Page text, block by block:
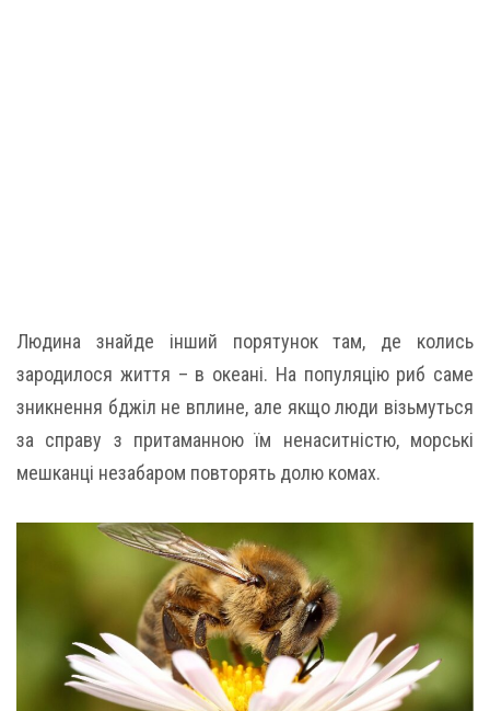
Людина знайде інший порятунок там, де колись
зародилося життя – в океані. На популяцію риб саме
зникнення бджіл не вплине, але якщо люди візьмуться
за справу з притаманною їм ненаситністю, морські
мешканці незабаром повторять долю комах.